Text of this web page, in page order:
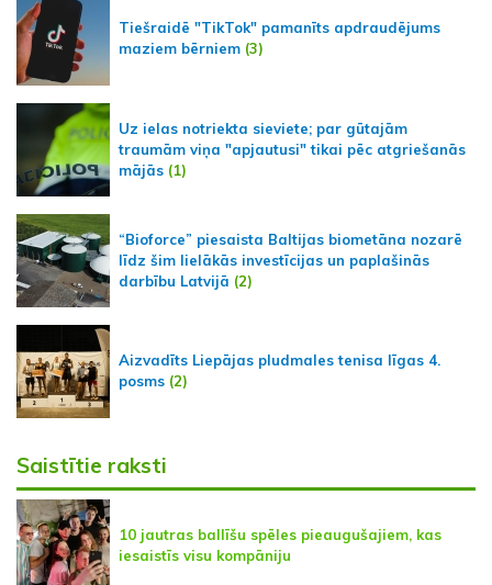
Tiešraidē "TikTok" pamanīts apdraudējums
maziem bērniem (3)
Uz ielas notriekta sieviete; par gūtajām
traumām viņa "apjautusi" tikai pēc atgriešanās
mājās (1)
“Bioforce” piesaista Baltijas biometāna nozarē
līdz šim lielākās investīcijas un paplašinās
darbību Latvijā (2)
Aizvadīts Liepājas pludmales tenisa līgas 4.
posms (2)
Saistītie raksti
10 jautras ballīšu spēles pieaugušajiem, kas
iesaistīs visu kompāniju